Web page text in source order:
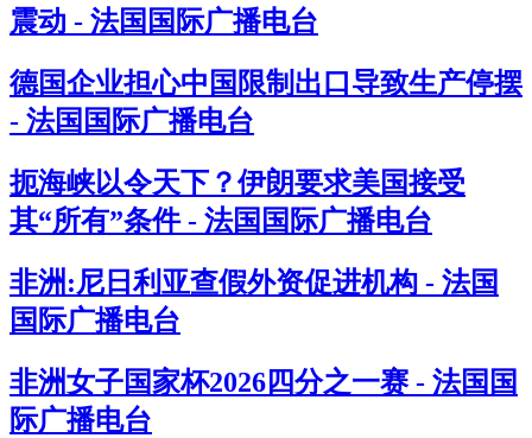
震动 - 法国国际广播电台
德国企业担心中国限制出口导致生产停摆
- 法国国际广播电台
扼海峡以令天下？伊朗要求美国接受
其“所有”条件 - 法国国际广播电台
非洲:尼日利亚查假外资促进机构 - 法国
国际广播电台
非洲女子国家杯2026四分之一赛 - 法国国
际广播电台